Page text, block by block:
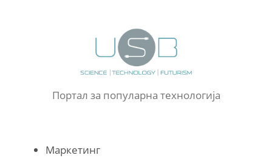
Портал за популарна технологија
Маркетинг